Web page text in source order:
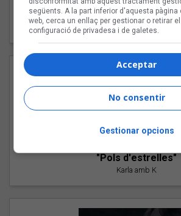
"Les cabres"
94 Rules amb Compte
"Pols d'estrelles"
Karla amb K
següents. A la part inferior d'aquesta pàgina
web, cerca un enllaç per gestionar o retirar
configuració de privadesa i de galetes.
Acceptar
No consentir
Gestionar opcions